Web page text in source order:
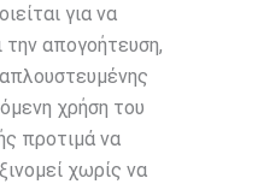
για να
απογοήτευση,
χρήση του
προτιμά να
χωρίς να